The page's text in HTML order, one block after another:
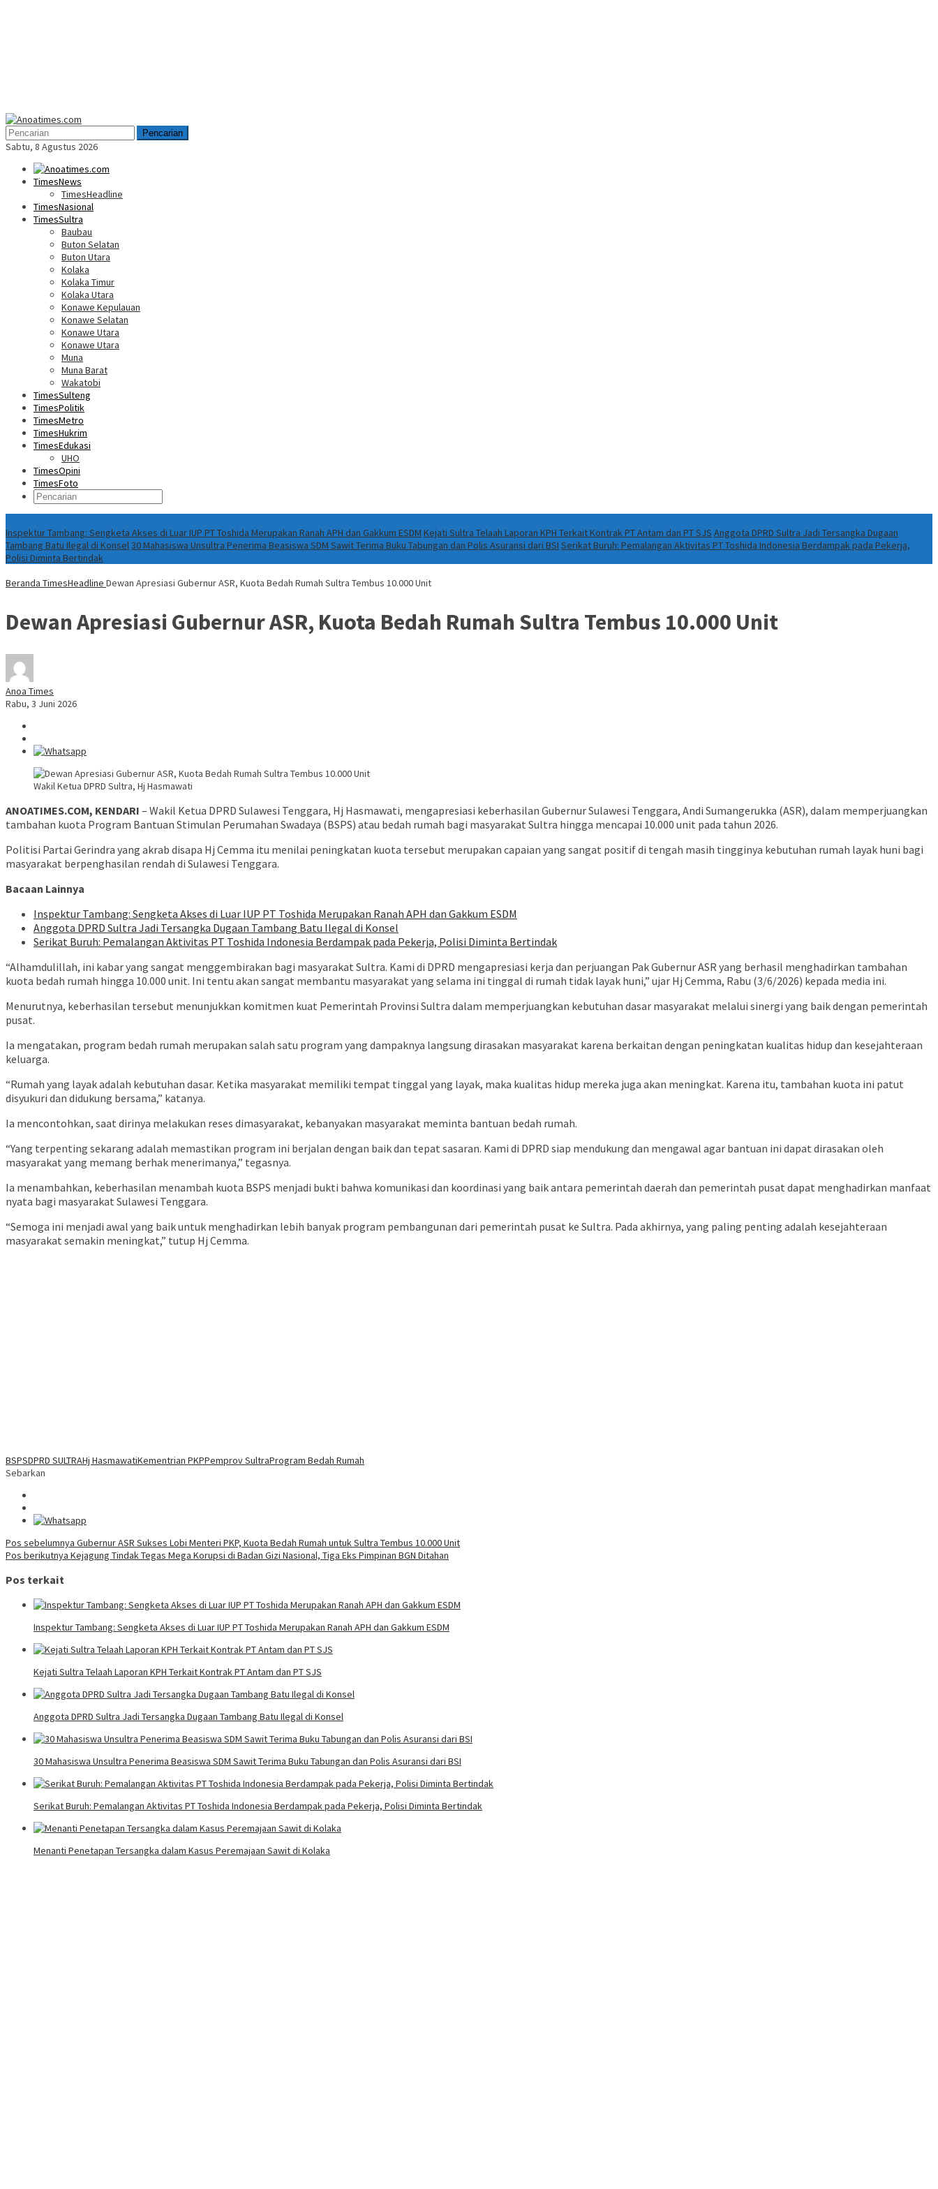
Menu
Mobile
Pencarian
Sabtu, 8 Agustus 2026
TimesNews
TimesHeadline
TimesNasional
TimesSultra
Baubau
Buton Selatan
Buton Utara
Kolaka
Kolaka Timur
Kolaka Utara
Konawe Kepulauan
Konawe Selatan
Konawe Utara
Konawe Utara
Muna
Muna Barat
Wakatobi
TimesSulteng
TimesPolitik
TimesMetro
TimesHukrim
TimesEdukasi
UHO
TimesOpini
TimesFoto
Inspektur Tambang: Sengketa Akses di Luar IUP PT Toshida Merupakan Ranah APH dan Gakkum ESDM Kejati Sultra Telaah Laporan KPH Terkait Kontrak PT Antam dan PT SJS Anggota DPRD Sultra Jadi Tersangka Dugaan
Tambang Batu Ilegal di Konsel30 Mahasiswa Unsultra Penerima Beasiswa SDM Sawit Terima Buku Tabungan dan Polis Asuransi dari BSI Serikat Buruh: Pemalangan Aktivitas PT Toshida Indonesia Berdampak pada Pekerja,
Polisi Diminta Bertindak
Beranda TimesHeadline Dewan Apresiasi Gubernur ASR, Kuota Bedah Rumah Sultra Tembus 10.000 Unit
Dewan Apresiasi Gubernur ASR, Kuota Bedah Rumah Sultra Tembus 10.000 Unit
Anoa Times
Rabu, 3 Juni 2026
Wakil Ketua DPRD Sultra, Hj Hasmawati
ANOATIMES.COM, KENDARI – Wakil Ketua DPRD Sulawesi Tenggara, Hj Hasmawati, mengapresiasi keberhasilan Gubernur Sulawesi Tenggara, Andi Sumangerukka (ASR), dalam memperjuangkan
tambahan kuota Program Bantuan Stimulan Perumahan Swadaya (BSPS) atau bedah rumah bagi masyarakat Sultra hingga mencapai 10.000 unit pada tahun 2026.
Politisi Partai Gerindra yang akrab disapa Hj Cemma itu menilai peningkatan kuota tersebut merupakan capaian yang sangat positif di tengah masih tingginya kebutuhan rumah layak huni bagi
masyarakat berpenghasilan rendah di Sulawesi Tenggara.
Bacaan Lainnya
Inspektur Tambang: Sengketa Akses di Luar IUP PT Toshida Merupakan Ranah APH dan Gakkum ESDM
Anggota DPRD Sultra Jadi Tersangka Dugaan Tambang Batu Ilegal di Konsel
Serikat Buruh: Pemalangan Aktivitas PT Toshida Indonesia Berdampak pada Pekerja, Polisi Diminta Bertindak
“Alhamdulillah, ini kabar yang sangat menggembirakan bagi masyarakat Sultra. Kami di DPRD mengapresiasi kerja dan perjuangan Pak Gubernur ASR yang berhasil menghadirkan tambahan
kuota bedah rumah hingga 10.000 unit. Ini tentu akan sangat membantu masyarakat yang selama ini tinggal di rumah tidak layak huni,” ujar Hj Cemma, Rabu (3/6/2026) kepada media ini.
Menurutnya, keberhasilan tersebut menunjukkan komitmen kuat Pemerintah Provinsi Sultra dalam memperjuangkan kebutuhan dasar masyarakat melalui sinergi yang baik dengan pemerintah
pusat.
Ia mengatakan, program bedah rumah merupakan salah satu program yang dampaknya langsung dirasakan masyarakat karena berkaitan dengan peningkatan kualitas hidup dan kesejahteraan
keluarga.
“Rumah yang layak adalah kebutuhan dasar. Ketika masyarakat memiliki tempat tinggal yang layak, maka kualitas hidup mereka juga akan meningkat. Karena itu, tambahan kuota ini patut
disyukuri dan didukung bersama,” katanya.
Ia mencontohkan, saat dirinya melakukan reses dimasyarakat, kebanyakan masyarakat meminta bantuan bedah rumah.
“Yang terpenting sekarang adalah memastikan program ini berjalan dengan baik dan tepat sasaran. Kami di DPRD siap mendukung dan mengawal agar bantuan ini dapat dirasakan oleh
masyarakat yang memang berhak menerimanya,” tegasnya.
Ia menambahkan, keberhasilan menambah kuota BSPS menjadi bukti bahwa komunikasi dan koordinasi yang baik antara pemerintah daerah dan pemerintah pusat dapat menghadirkan manfaat
nyata bagi masyarakat Sulawesi Tenggara.
“Semoga ini menjadi awal yang baik untuk menghadirkan lebih banyak program pembangunan dari pemerintah pusat ke Sultra. Pada akhirnya, yang paling penting adalah kesejahteraan
masyarakat semakin meningkat,” tutup Hj Cemma.
BSPSDPRD SULTRAHj HasmawatiKementrian PKPPemprov SultraProgram Bedah Rumah
Sebarkan
Navigasi
pos
Pos sebelumnya Gubernur ASR Sukses Lobi Menteri PKP, Kuota Bedah Rumah untuk Sultra Tembus 10.000 Unit
Pos berikutnya Kejagung Tindak Tegas Mega Korupsi di Badan Gizi Nasional, Tiga Eks Pimpinan BGN Ditahan
Pos terkait
Inspektur Tambang: Sengketa Akses di Luar IUP PT Toshida Merupakan Ranah APH dan Gakkum ESDM
Kejati Sultra Telaah Laporan KPH Terkait Kontrak PT Antam dan PT SJS
Anggota DPRD Sultra Jadi Tersangka Dugaan Tambang Batu Ilegal di Konsel
30 Mahasiswa Unsultra Penerima Beasiswa SDM Sawit Terima Buku Tabungan dan Polis Asuransi dari BSI
Serikat Buruh: Pemalangan Aktivitas PT Toshida Indonesia Berdampak pada Pekerja, Polisi Diminta Bertindak
Menanti Penetapan Tersangka dalam Kasus Peremajaan Sawit di Kolaka